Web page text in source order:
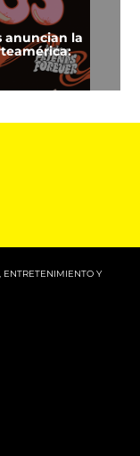
anuncian la
ENTRETENIMIENTO Y